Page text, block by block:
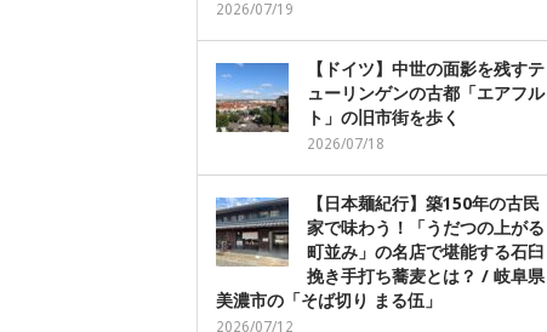
2026/07/19
【ドイツ】中世の面影を残すテ
ューリンゲンの古都「エアフル
ト」の旧市街を歩く
2026/07/18
【日本麺紀行】築150年の古民
家で味わう！「うだつの上がる
町並み」の名店で堪能する石臼
挽き手打ち蕎麦とは？ / 岐阜県
美濃市の「そば切り まる伍」
2026/07/12